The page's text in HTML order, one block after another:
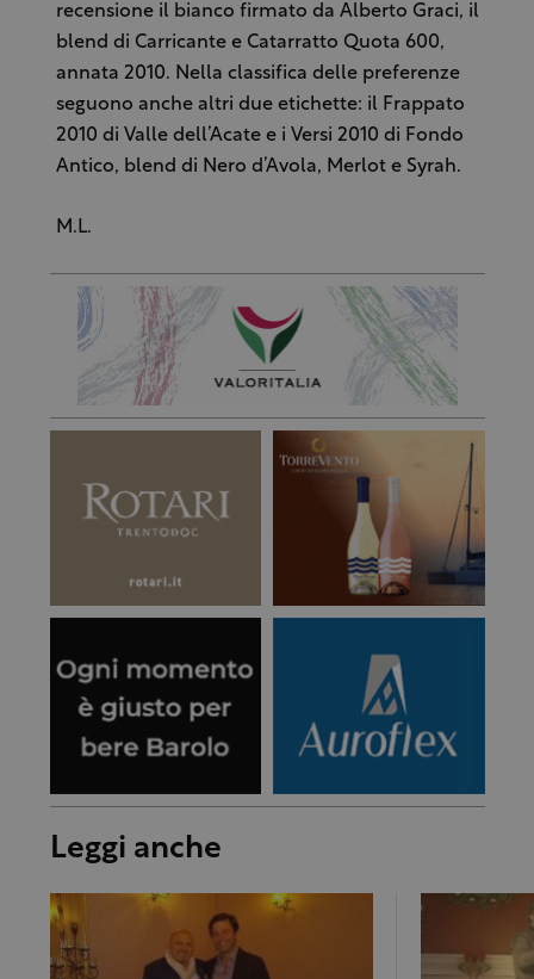
recensione il bianco firmato da Alberto Graci, il
blend di Carricante e Catarratto Quota 600,
annata 2010. Nella classifica delle preferenze
seguono anche altri due etichette: il Frappato
2010 di Valle dell’Acate e i Versi 2010 di Fondo
Antico, blend di Nero d’Avola, Merlot e Syrah.
M.L.
Leggi anche